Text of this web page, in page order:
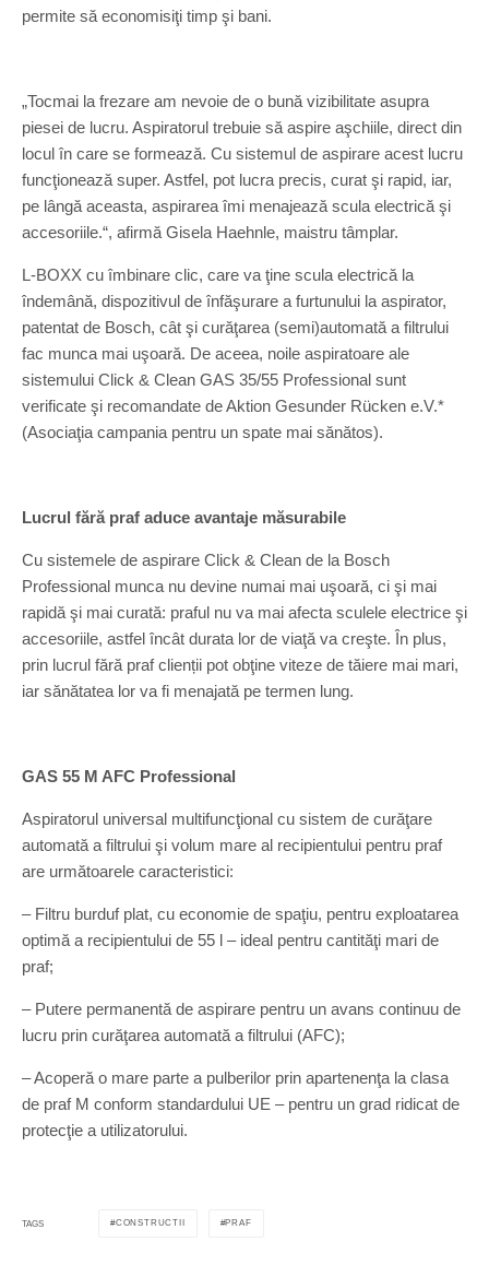
permite să economisiţi timp şi bani.
„Tocmai la frezare am nevoie de o bună vizibilitate asupra
piesei de lucru. Aspiratorul trebuie să aspire aşchiile, direct din
locul în care se formează. Cu sistemul de aspirare acest lucru
funcţionează super. Astfel, pot lucra precis, curat şi rapid, iar,
pe lângă aceasta, aspirarea îmi menajează scula electrică şi
accesoriile.“, afirmă Gisela Haehnle, maistru tâmplar.
L-BOXX cu îmbinare clic, care va ţine scula electrică la
îndemână, dispozitivul de înfăşurare a furtunului la aspirator,
patentat de Bosch, cât şi curăţarea (semi)automată a filtrului
fac munca mai uşoară. De aceea, noile aspiratoare ale
sistemului Click & Clean GAS 35/55 Professional sunt
verificate şi recomandate de Aktion Gesunder Rücken e.V.*
(Asociaţia campania pentru un spate mai sănătos).
Lucrul fără praf aduce avantaje măsurabile
Cu sistemele de aspirare Click & Clean de la Bosch
Professional munca nu devine numai mai uşoară, ci şi mai
rapidă şi mai curată: praful nu va mai afecta sculele electrice şi
accesoriile, astfel încât durata lor de viaţă va creşte. În plus,
prin lucrul fără praf clienții pot obţine viteze de tăiere mai mari,
iar sănătatea lor va fi menajată pe termen lung.
GAS 55 M AFC Professional
Aspiratorul universal multifuncţional cu sistem de curăţare
automată a filtrului şi volum mare al recipientului pentru praf
are următoarele caracteristici:
– Filtru burduf plat, cu economie de spaţiu, pentru exploatarea
optimă a recipientului de 55 l – ideal pentru cantităţi mari de
praf;
– Putere permanentă de aspirare pentru un avans continuu de
lucru prin curăţarea automată a filtrului (AFC);
– Acoperă o mare parte a pulberilor prin apartenenţa la clasa
de praf M conform standardului UE – pentru un grad ridicat de
protecţie a utilizatorului.
TAGS CONSTRUCTII PRAF